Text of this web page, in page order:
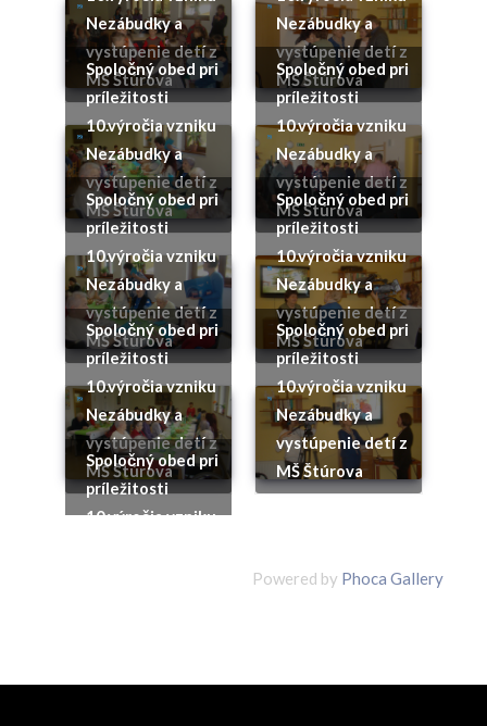
Nezábudky a
vystúpenie detí z
MŠ Štúrova
Spoločný obed pri
príležitosti
10.výročia vzniku
Nezábudky a
vystúpenie detí z
MŠ Štúrova
Spoločný obed pri
príležitosti
10.výročia vzniku
Nezábudky a
vystúpenie detí z
MŠ Štúrova
Spoločný obed pri
príležitosti
10.výročia vzniku
Nezábudky a
vystúpenie detí z
MŠ Štúrova
Spoločný obed pri
príležitosti
Nezábudky a
vystúpenie detí z
MŠ Štúrova
Spoločný obed pri
príležitosti
10.výročia vzniku
Nezábudky a
vystúpenie detí z
MŠ Štúrova
Spoločný obed pri
príležitosti
10.výročia vzniku
Nezábudky a
vystúpenie detí z
MŠ Štúrova
Spoločný obed pri
príležitosti
10.výročia vzniku
Nezábudky a
vystúpenie detí z
MŠ Štúrova
Powered by Phoca Gallery